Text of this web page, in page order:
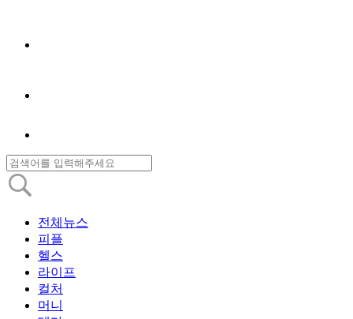
전체뉴스
피플
헬스
라이프
컬처
머니